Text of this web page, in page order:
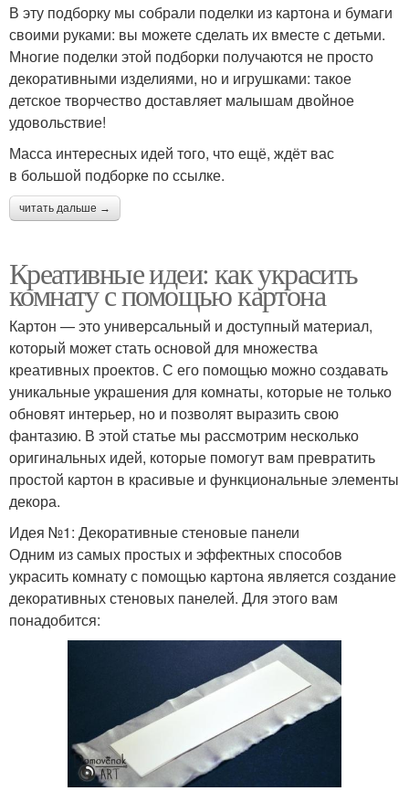
В эту подборку мы собрали поделки из картона и бумаги
своими руками: вы можете сделать их вместе с детьми.
Многие поделки этой подборки получаются не просто
декоративными изделиями, но и игрушками: такое
детское творчество доставляет малышам двойное
удовольствие!
Масса интересных идей того, что ещё, ждёт вас
в большой подборке по ссылке.
читать дальше →
Креативные идеи: как украсить
комнату с помощью картона
Картон — это универсальный и доступный материал,
который может стать основой для множества
креативных проектов. С его помощью можно создавать
уникальные украшения для комнаты, которые не только
обновят интерьер, но и позволят выразить свою
фантазию. В этой статье мы рассмотрим несколько
оригинальных идей, которые помогут вам превратить
простой картон в красивые и функциональные элементы
декора.
Идея №1: Декоративные стеновые панели
Одним из самых простых и эффектных способов
украсить комнату с помощью картона является создание
декоративных стеновых панелей. Для этого вам
понадобится: